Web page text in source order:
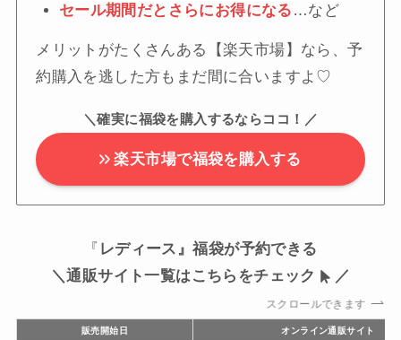
セール期間だとさらにお得になる …など
メリットがたくさんある【楽天市場】なら、予
約購入を逃した方もまだ間に合いますよ♡
＼確実に福袋を購入するならココ！／
楽天市場で福袋を購入する
『 レディース』福袋が予約できる
＼通販サイト一覧はこちらをチェック
／
スクロールできます
販売開始日 オンライン通販サイト